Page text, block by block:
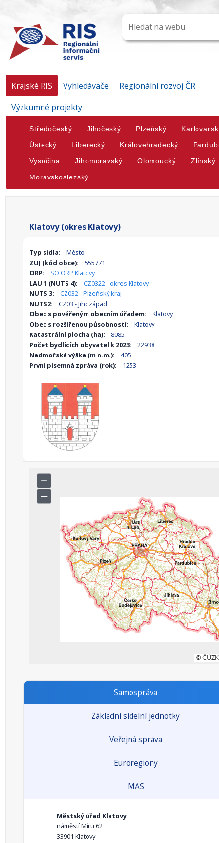
Krajské RIS Vyhledávače
Regionální rozvoj ČR
Výzkumné projekty
Středočeský Jihočeský Plzeňský
Ústecký Liberecký Královehradecký
Vysočina Jihomoravský Olomoucký Zlínský
Moravskoslezský
Klatovy (okres Klatovy)
Typ sídla:
Město
ZUJ (kód obce):
555771
ORP:
SO ORP Klatovy
LAU 1 (NUTS 4):
CZ0322 - okres Klatovy
NUTS 3:
CZ032 - Plzeňský kraj
NUTS2:
CZ03 - Jihozápad
Obec s pověřeným obecním úřadem:
Klatovy
Obec s rozšířenou působností:
Klatovy
Katastrální plocha (ha):
8085
Počet bydlících obyvatel k 2023:
22938
Nadmořská výška (m n.m.):
405
První písemná zpráva (rok):
1253
Samospráva
Základní sídelní jednotky
Veřejná správa
Euroregiony
MAS
Městský úřad Klatovy
náměstí Míru 62
33901 Klatovy